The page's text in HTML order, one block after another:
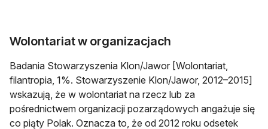
Wolontariat w organizacjach
Badania Stowarzyszenia Klon/Jawor [Wolontariat,
filantropia, 1%. Stowarzyszenie Klon/Jawor, 2012–2015]
wskazują, że w wolontariat na rzecz lub za
pośrednictwem organizacji pozarządowych angażuje się
co piąty Polak. Oznacza to, że od 2012 roku odsetek